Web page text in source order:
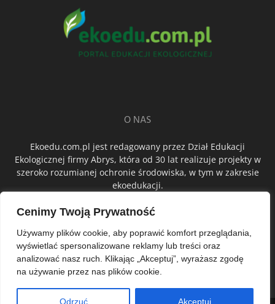
Cenimy Twoją Prywatność
Używamy plików cookie, aby poprawić komfort przeglądania,
wyświetlać spersonalizowane reklamy lub treści oraz
analizować nasz ruch. Klikając „Akceptuj”, wyrażasz zgodę
na używanie przez nas plików cookie.
Odrzuć Akceptuj
O NAS
Ekoedu.com.pl jest redagowany przez Dział Edukacji
Ekologicznej firmy Abrys, która od 30 lat realizuje projekty w
szeroko rozumianej ochronie środowiska, w tym w zakresie
ekoedukacji.
ŚLEDŹ NAS